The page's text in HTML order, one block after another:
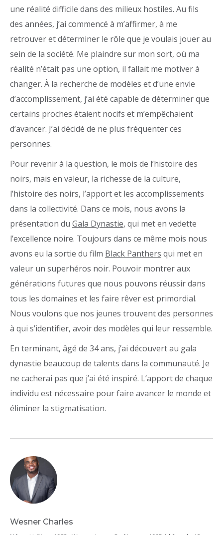
une réalité difficile dans des milieux hostiles. Au fils
des années, j’ai commencé à m’affirmer, à me
retrouver et déterminer le rôle que je voulais jouer au
sein de la société. Me plaindre sur mon sort, où ma
réalité n’était pas une option, il fallait me motiver à
changer. À la recherche de modèles et d’une envie
d’accomplissement, j’ai été capable de déterminer que
certains proches étaient nocifs et m’empêchaient
d’avancer. J’ai décidé de ne plus fréquenter ces
personnes.
Pour revenir à la question, le mois de l’histoire des
noirs, mais en valeur, la richesse de la culture,
l’histoire des noirs, l’apport et les accomplissements
dans la collectivité. Dans ce mois, nous avons la
présentation du Gala Dynastie, qui met en vedette
l’excellence noire. Toujours dans ce même mois nous
avons eu la sortie du film Black Panthers qui met en
valeur un superhéros noir. Pouvoir montrer aux
générations futures que nous pouvons réussir dans
tous les domaines et les faire rêver est primordial.
Nous voulons que nos jeunes trouvent des personnes
à qui s’identifier, avoir des modèles qui leur ressemble.
En terminant, âgé de 34 ans, j’ai découvert au gala
dynastie beaucoup de talents dans la communauté. Je
ne cacherai pas que j’ai été inspiré. L’apport de chaque
individu est nécessaire pour faire avancer le monde et
éliminer la stigmatisation.
Wesner Charles